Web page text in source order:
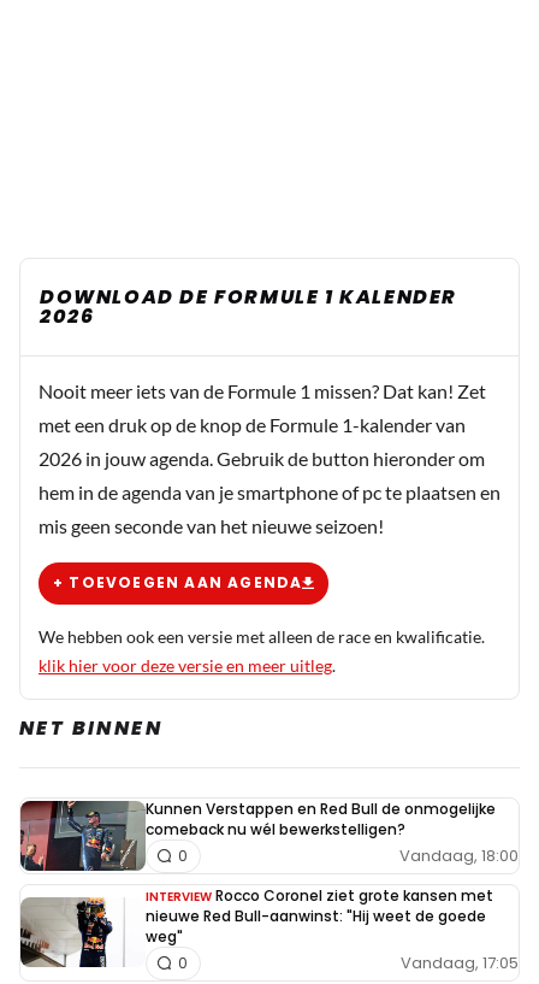
DOWNLOAD DE FORMULE 1 KALENDER
2026
Nooit meer iets van de Formule 1 missen? Dat kan! Zet
met een druk op de knop de Formule 1-kalender van
2026 in jouw agenda. Gebruik de button hieronder om
hem in de agenda van je smartphone of pc te plaatsen en
mis geen seconde van het nieuwe seizoen!
+ TOEVOEGEN AAN AGENDA
We hebben ook een versie met alleen de race en kwalificatie.
klik hier voor deze versie en meer uitleg.
NET BINNEN
Kunnen Verstappen en Red Bull de onmogelijke
comeback nu wél bewerkstelligen?
Vandaag, 18:00
0
INTERVIEW Rocco Coronel ziet grote kansen met
nieuwe Red Bull-aanwinst: "Hij weet de goede
weg"
Vandaag, 17:05
0